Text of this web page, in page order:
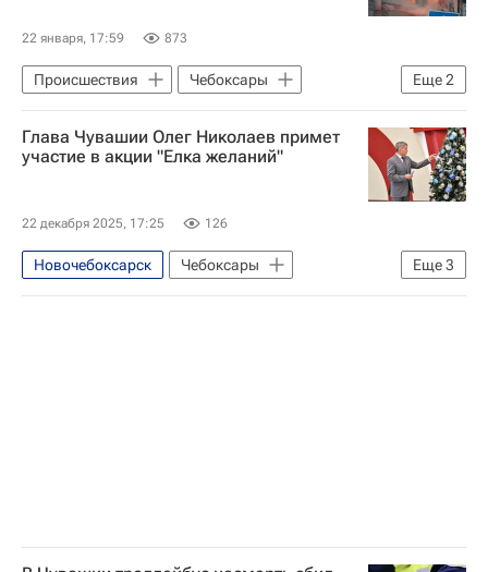
22 января, 17:59 873
Еще2
Происшествия
Чебоксары
Россия
Глава Чувашии Олег Николаев примет
участие в акции "Елка желаний"
22 декабря 2025, 17:25 126
Еще3
Новочебоксарск
Чебоксары
Федеральное агентство по делам молодежи (Росмолодежь)